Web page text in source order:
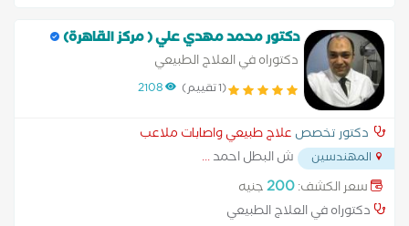
دكتور محمد مهدي علي ( مركز القاهرة)
دكتوراه في العلاج الطبيعي
(1 تقييم) 2108
دكتور تخصص علاج طبيعي واصابات ملاعب
المهندسين ش البطل احمد...
سعر الكشف:200جنيه
دكتوراه في العلاج الطبيعي